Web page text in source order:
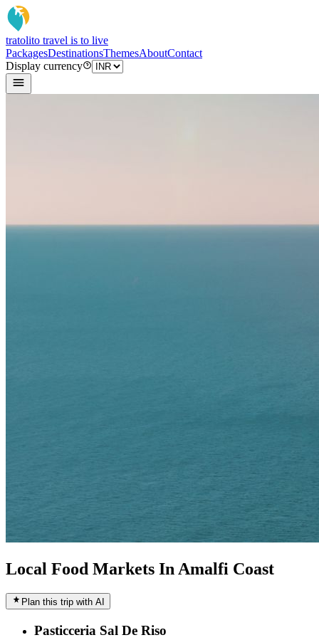
tratolito travel is to live
PackagesDestinationsThemesAboutContact
Display currency
Local Food Markets In Amalfi Coast
Plan this trip with AI
Pasticceria Sal De Riso